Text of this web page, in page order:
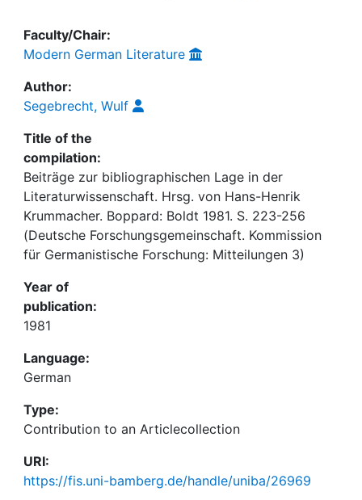
Faculty/Chair:
Modern German Literature
Author:
Segebrecht, Wulf
Title of the
compilation:
Beiträge zur bibliographischen Lage in der
Literaturwissenschaft. Hrsg. von Hans-Henrik
Krummacher. Boppard: Boldt 1981. S. 223-256
(Deutsche Forschungsgemeinschaft. Kommission
für Germanistische Forschung: Mitteilungen 3)
Year of
publication:
1981
Language:
German
Type:
Contribution to an Articlecollection
URI:
https://fis.uni-bamberg.de/handle/uniba/26969